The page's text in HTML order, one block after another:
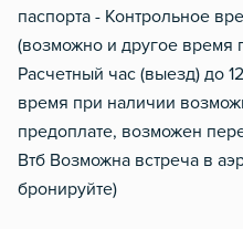
паспорта - Контрольное
(возможно и другое время
Расчетный час (выезд) до
время при наличии
предоплате, возможен
Втб Возможна встреча в
бронируйте)